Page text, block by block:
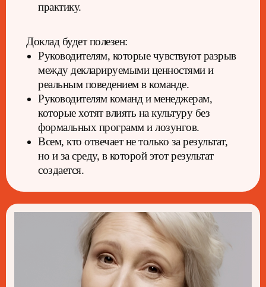
практику.
Доклад будет полезен:
Руководителям, которые чувствуют разрыв
между декларируемыми ценностями и
реальным поведением в команде.
Руководителям команд и менеджерам,
которые хотят влиять на культуру без
формальных программ и лозунгов.
Всем, кто отвечает не только за результат,
но и за среду, в которой этот результат
создается.